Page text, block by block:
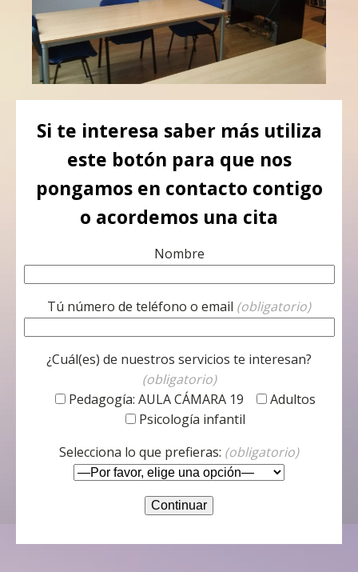
Si te interesa saber más utiliza
este botón para que nos
pongamos en contacto contigo
o acordemos una cita
Nombre
Tú número de teléfono o email (obligatorio)
¿Cuál(es) de nuestros servicios te interesan?
(obligatorio)
Pedagogía: AULA CÁMARA 19
Adultos
Psicología infantil
Selecciona lo que prefieras: (obligatorio)